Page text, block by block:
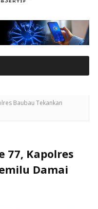
Baubau Tekankan
77, Kapolres
Damai